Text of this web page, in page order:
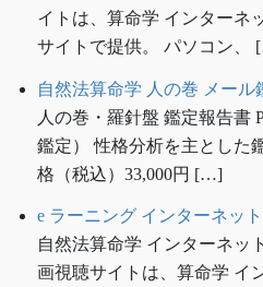
イトは、算命学 インターネ
サイトで提供。 パソコン、
自然法算命学 人の巻 メール
人の巻・羅針盤 鑑定報告書
鑑定） 性格分析を主とした
格（税込）33,000円 […]
e ラーニング インターネッ
自然法算命学 インターネッ
画視聴サイトは、算命学 イ